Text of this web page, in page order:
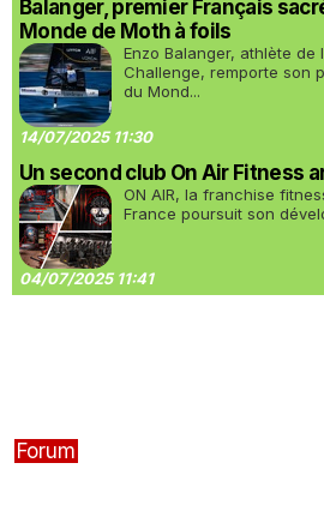
Balanger, premier Français
Monde de Moth à foils
Enzo Balanger, athlète de
Challenge, remporte son
du Mond...
14/07/2025 11:30
Un second club On Air Fitness
ON AIR, la franchise
France poursuit son
04/07/2025 11:41
Forum